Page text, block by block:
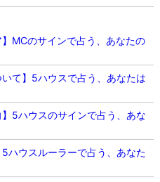
MCのサインで占う、あなたの
て】5ハウスで占う、あなたは
5ハウスのサインで占う、あな
ハウスルーラーで占う、あなた